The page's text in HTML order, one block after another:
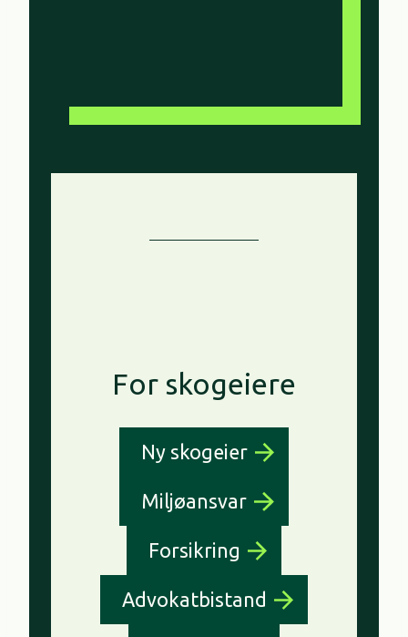
For skogeiere
Ny skogeier
Miljøansvar
Forsikring
Advokatbistand